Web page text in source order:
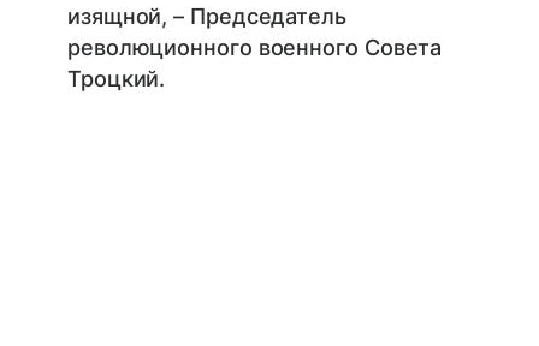
изящной, – Председатель
революционного военного Совета
Троцкий.